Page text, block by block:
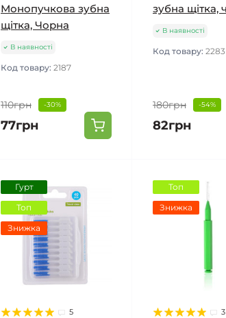
Монопучкова зубна
щітка, Чорна
В наявності
Код товару: 2187
110грн -30%
77грн
зубна щітка,
В наявності
Код товару: 2283
180грн -54%
82грн
Гурт
Топ
Знижка
5
Топ
Знижка
3